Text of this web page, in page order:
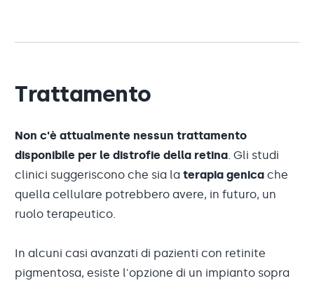
Trattamento
Non c'è attualmente nessun trattamento
disponibile per le distrofie della retina. Gli studi
clinici suggeriscono che sia la terapia genica che
quella cellulare potrebbero avere, in futuro, un
ruolo terapeutico.
In alcuni casi avanzati di pazienti con retinite
pigmentosa, esiste l'opzione di un impianto sopra